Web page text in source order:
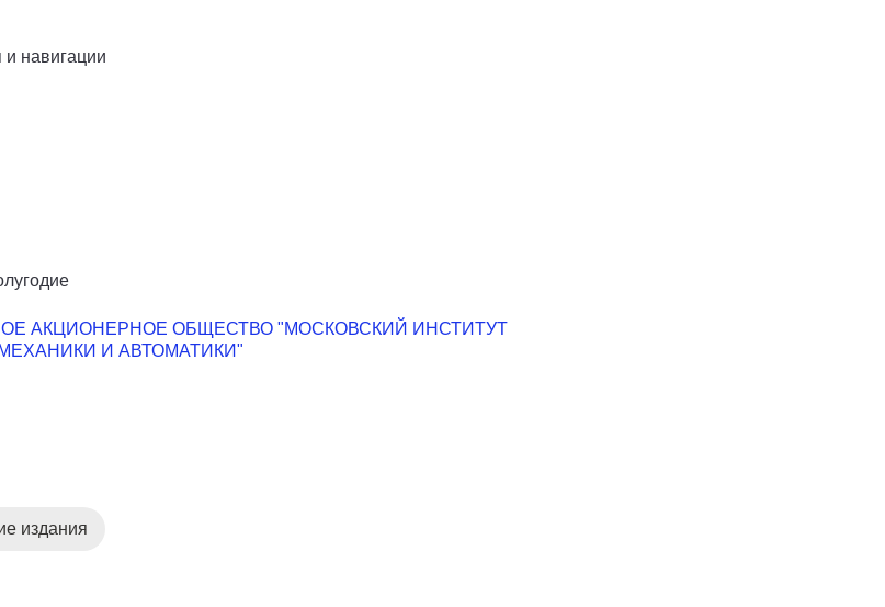
навигации
АКЦИОНЕРНОЕ ОБЩЕСТВО "МОСКОВСКИЙ ИНСТИТУТ
И АВТОМАТИКИ"
издания